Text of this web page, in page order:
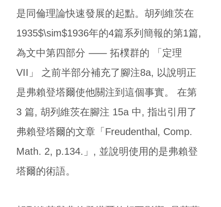
是同倫理論快速發展的起點。胡列維茨在
1935$\sim$1936年的4篇系列簡報的第1篇,
為文中第四部分 ⸺ 拓樸群的 「定理
VII」 之前半部分補充了腳注8a, 以說明正
是弗賴登塔爾使他關注到這個事實。 在第
3 篇, 胡列維茨在腳注 15a 中, 指出引用了
弗賴登塔爾的文章「Freudenthal, Comp.
Math. 2, p.134.」, 並說明使用的是弗賴登
塔爾的術語。